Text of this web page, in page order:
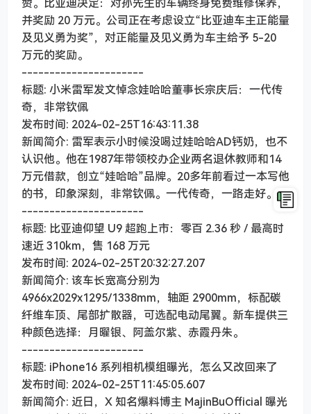
并奖励 20 万元。公司正在考虑设立“比亚迪车主正能量
及见义勇为奖”，对正能量及见义勇为车主给予 5-20
万元的奖励。
----------------------
标题: 小米雷军发文悼念娃哈哈董事长宗庆后：一代传
奇，非常钦佩
发布时间: 2024-02-25T16:43:11.38
新闻简介: 雷军表示小时候没喝过娃哈哈AD钙奶，也不
认识他。他在1987年带领校办企业两名退休教师和14
万元借款，创立“娃哈哈”品牌。20多年前看过一本写他
的书，印象深刻，非常钦佩。一代传奇，一路走好。
----------------------
标题: 比亚迪仰望 U9 超跑上市：零百 2.36 秒 / 最高时
速近 310km，售 168 万元
发布时间: 2024-02-25T20:32:27.207
新闻简介: 该车长宽高分别为
4966x2029x1295/1338mm，轴距 2900mm，标配碳
纤维车顶、尾部扩散器，可选配电动尾翼。新车提供三
种颜色选择：月曜银、阿盖尔紫、赤霞丹朱。
----------------------
标题: iPhone16 系列相机模组曝光，怎么又改回来了
发布时间: 2024-02-25T11:45:05.607
新闻简介: 近日，X 知名爆料博主 MajinBuOfficial 曝光